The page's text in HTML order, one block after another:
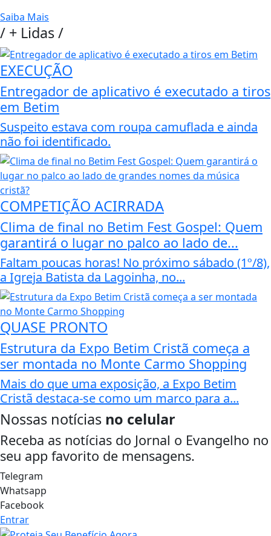
Saiba Mais
/ + Lidas/
EXECUÇÃO
Entregador de aplicativo é executado a tiros
em Betim
Suspeito estava com roupa camuflada e ainda
não foi identificado.
COMPETIÇÃO ACIRRADA
Clima de final no Betim Fest Gospel: Quem
garantirá o lugar no palco ao lado de...
Faltam poucas horas! No próximo sábado (1º/8),
a Igreja Batista da Lagoinha, no...
QUASE PRONTO
Estrutura da Expo Betim Cristã começa a
ser montada no Monte Carmo Shopping
Mais do que uma exposição, a Expo Betim
Cristã destaca-se como um marco para a...
Nossas notícias no celular
Receba as notícias do Jornal o Evangelho no
seu app favorito de mensagens.
Telegram
Whatsapp
Facebook
Entrar